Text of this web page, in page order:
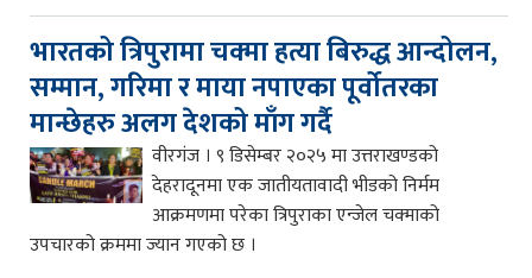
भारतको त्रिपुरामा चक्मा हत्या बिरुद्ध आन्दोलन,
सम्मान, गरिमा र माया नपाएका पूर्वोतरका
मान्छेहरु अलग देशको माँग गर्दै
वीरगंज । ९ डिसेम्बर २०२५ मा उत्तराखण्डको
देहरादूनमा एक जातीयतावादी भीडको निर्मम
आक्रमणमा परेका त्रिपुराका एन्जेल चक्माको
उपचारको क्रममा ज्यान गएको छ ।